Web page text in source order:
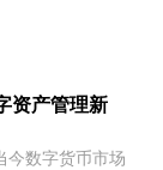
资产管理新
今数字货币市场